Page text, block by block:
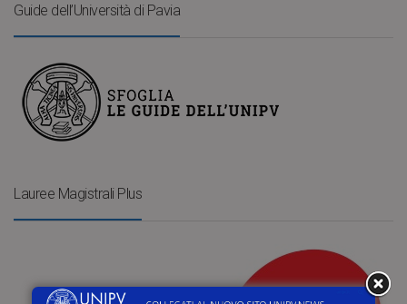
Guide dell’Università di Pavia
Lauree Magistrali Plus